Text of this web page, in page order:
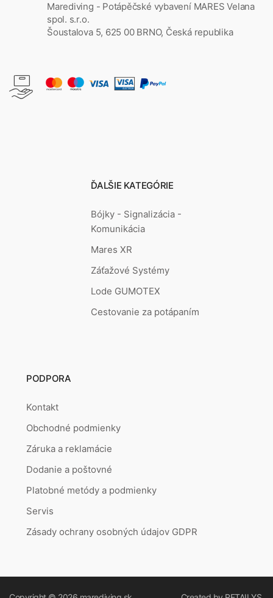
Marediving - Potápěčské vybavení MARES Velana
spol. s.r.o.
Šoustalova 5, 625 00 BRNO, Česká republika
ĎALŠIE KATEGÓRIE
Bójky - Signalizácia -
Komunikácia
Mares XR
Záťažové Systémy
Lode GUMOTEX
Cestovanie za potápaním
PODPORA
Kontakt
Obchodné podmienky
Záruka a reklamácie
Dodanie a poštovné
Platobné metódy a podmienky
Servis
Zásady ochrany osobných údajov GDPR